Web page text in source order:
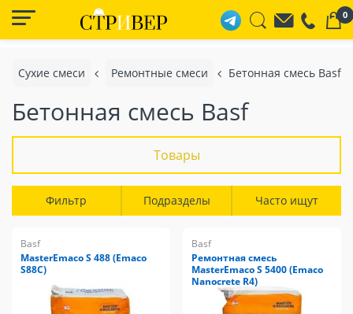
0
Сухие смеси Ремонтные смеси Бетонная смесь Basf
Бетонная смесь Basf
Товары
Фильтр Подразделы Часто ищут
Basf
MasterEmaco S 488 (Emaco
S88C)
Basf
Ремонтная смесь
MasterEmaco S 5400 (Emaco
Nanocrete R4)